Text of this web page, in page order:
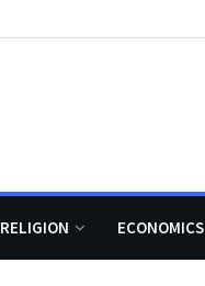
RELIGION ECONOMICS